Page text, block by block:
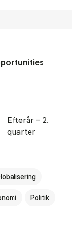
Efterår – 2.
quarter
Politik